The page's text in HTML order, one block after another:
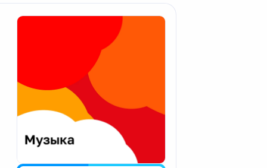
Апатиты
Екатеринбург
Калининград
Калуга